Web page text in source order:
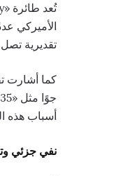
تقديرية تصل إلى نحو $700
أسباب هذه
نفي جزئي